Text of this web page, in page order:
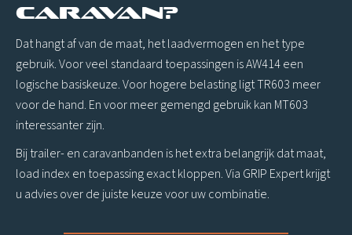
caravan?
Dat hangt af van de maat, het laadvermogen en het type
gebruik. Voor veel standaard toepassingen is AW414 een
logische basiskeuze. Voor hogere belasting ligt TR603 meer
voor de hand. En voor meer gemengd gebruik kan MT603
interessanter zijn.
Bij trailer- en caravanbanden is het extra belangrijk dat maat,
load index en toepassing exact kloppen. Via GRIP Expert krijgt
u advies over de juiste keuze voor uw combinatie.